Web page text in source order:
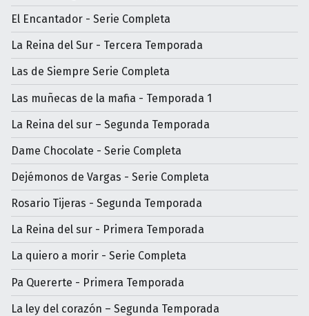
El Encantador - Serie Completa
La Reina del Sur - Tercera Temporada
Las de Siempre Serie Completa
Las muñecas de la mafia - Temporada 1
La Reina del sur – Segunda Temporada
Dame Chocolate - Serie Completa
Dejémonos de Vargas - Serie Completa
Rosario Tijeras - Segunda Temporada
La Reina del sur - Primera Temporada
La quiero a morir - Serie Completa
Pa Quererte - Primera Temporada
La ley del corazón – Segunda Temporada